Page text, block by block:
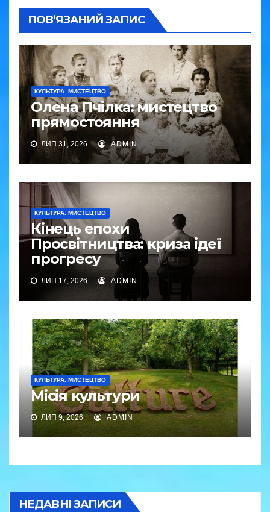
ПОВ’ЯЗАНИЙ ЗАПИС
КУЛЬТУРА. МИСТЕЦТВО
Олена Пчілка: мистецтво
прямостояння
ЛИП 31, 2026 ADMIN
КУЛЬТУРА. МИСТЕЦТВО
Кінець епохи
Просвітництва: криза ідеї
прогресу
ЛИП 17, 2026 ADMIN
КУЛЬТУРА. МИСТЕЦТВО
Місія культури
ЛИП 9, 2026 ADMIN
НЕДАВНІ ЗАПИСИ